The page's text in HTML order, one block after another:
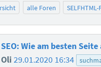
alle Foren
SEO: Wie am besten
Oli29.01.2020 16:34